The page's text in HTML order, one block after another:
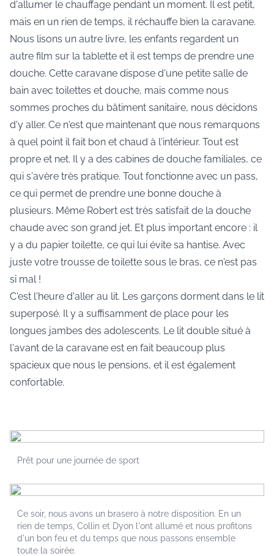
d'allumer le chauffage pendant un moment. Il est petit,
mais en un rien de temps, il réchauffe bien la caravane.
Nous lisons un autre livre, les enfants regardent un
autre film sur la tablette et il est temps de prendre une
douche. Cette caravane dispose d'une petite salle de
bain avec toilettes et douche, mais comme nous
sommes proches du bâtiment sanitaire, nous décidons
d'y aller. Ce n'est que maintenant que nous remarquons
à quel point il fait bon et chaud à l'intérieur. Tout est
propre et net. Il y a des cabines de douche familiales, ce
qui s'avère très pratique. Tout fonctionne avec un pass,
ce qui permet de prendre une bonne douche à
plusieurs. Même Robert est très satisfait de la douche
chaude avec son grand jet. Et plus important encore : il
y a du papier toilette, ce qui lui évite sa hantise. Avec
juste votre trousse de toilette sous le bras, ce n'est pas
si mal !
C'est l'heure d'aller au lit. Les garçons dorment dans le lit
superposé. Il y a suffisamment de place pour les
longues jambes des adolescents. Le lit double situé à
l'avant de la caravane est en fait beaucoup plus
spacieux que nous le pensions, et il est également
confortable.
Prêt pour une journée de sport
Ce soir, nous avons un brasero à notre disposition. En un
rien de temps, Collin et Dyon l'ont allumé et nous profitons
d'un bon feu et du temps que nous passons ensemble
toute la soirée.